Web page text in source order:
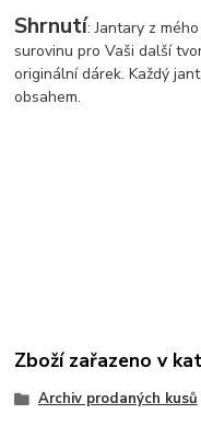
Shrnutí: Jantary z
surovinu pro Vaši další
originální dárek. Každý
obsahem.
Zboží zařazeno v
Archiv prodaných kusů